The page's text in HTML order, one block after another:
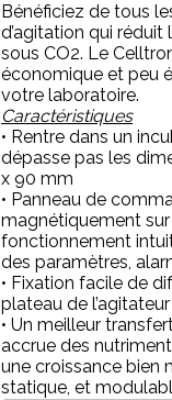
Bénéficiez de tous
d’agitation qui
sous CO2. Le
économique et peu
votre laboratoire.
Caractéristiques
• Rentre dans un
dépasse pas les
x 90 mm
• Panneau de
magnétiquement sur
fonctionnement
des paramètres,
• Fixation facile de
plateau de
• Un meilleur
accrue des
une croissance bien
statique, et